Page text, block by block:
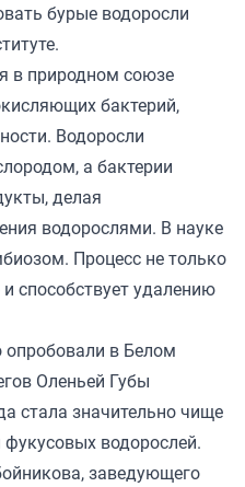
бурые водоросли
в природном союзе
бактерий,
Водоросли
а бактерии
делая
водорослями. В науке
Процесс не только
способствует удалению
в Белом
Оленьей Губы
стала значительно чище
водорослей.
заведующего